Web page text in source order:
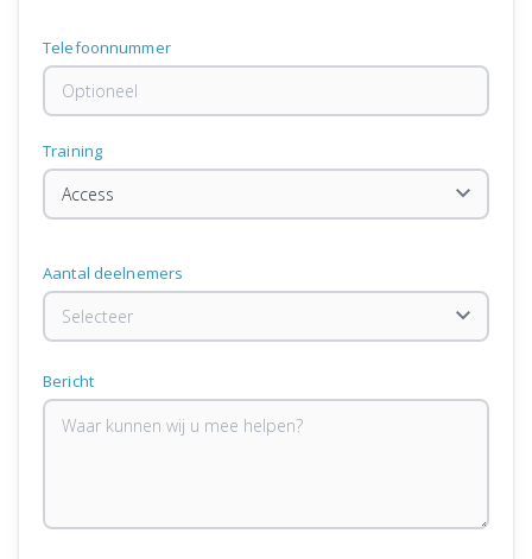
Telefoonnummer
Training
Aantal deelnemers
Bericht